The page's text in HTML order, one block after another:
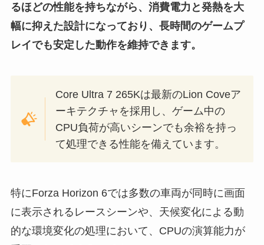
るほどの性能を持ちながら、消費電力と発熱を大
幅に抑えた設計になっており、長時間のゲームプ
レイでも安定した動作を維持できます。
Core Ultra 7 265Kは最新のLion Coveア
ーキテクチャを採用し、ゲーム中の
CPU負荷が高いシーンでも余裕を持っ
て処理できる性能を備えています。
特にForza Horizon 6では多数の車両が同時に画面
に表示されるレースシーンや、天候変化による動
的な環境変化の処理において、CPUの演算能力が